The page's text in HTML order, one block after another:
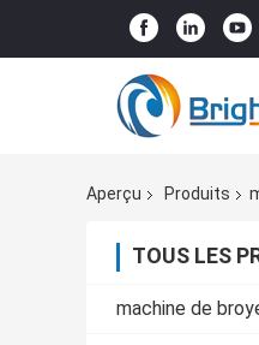
Aperçu
Produits
TOUS LES
machine de